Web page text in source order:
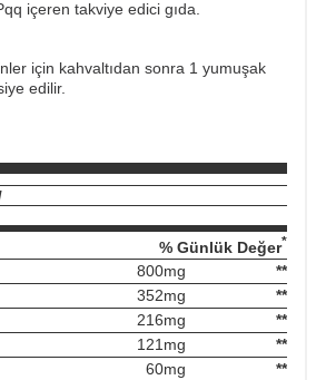
içeren takviye edici gıda.
için kahvaltıdan sonra 1 yumuşak
edilir.
% Günlük Değer*
800mg **
352mg
**
216mg
**
121mg
**
60mg
**